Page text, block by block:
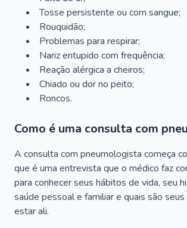
Tosse persistente ou com sangue;
Rouquidão;
Problemas para respirar;
Nariz entupido com frequência;
Reação alérgica a cheiros;
Chiado ou dor no peito;
Roncos.
Como é uma consulta com
A consulta com pneumologista começa
que é uma entrevista que o médico faz
para conhecer seus hábitos de vida, seu
saúde pessoal e familiar e quais são
estar ali.